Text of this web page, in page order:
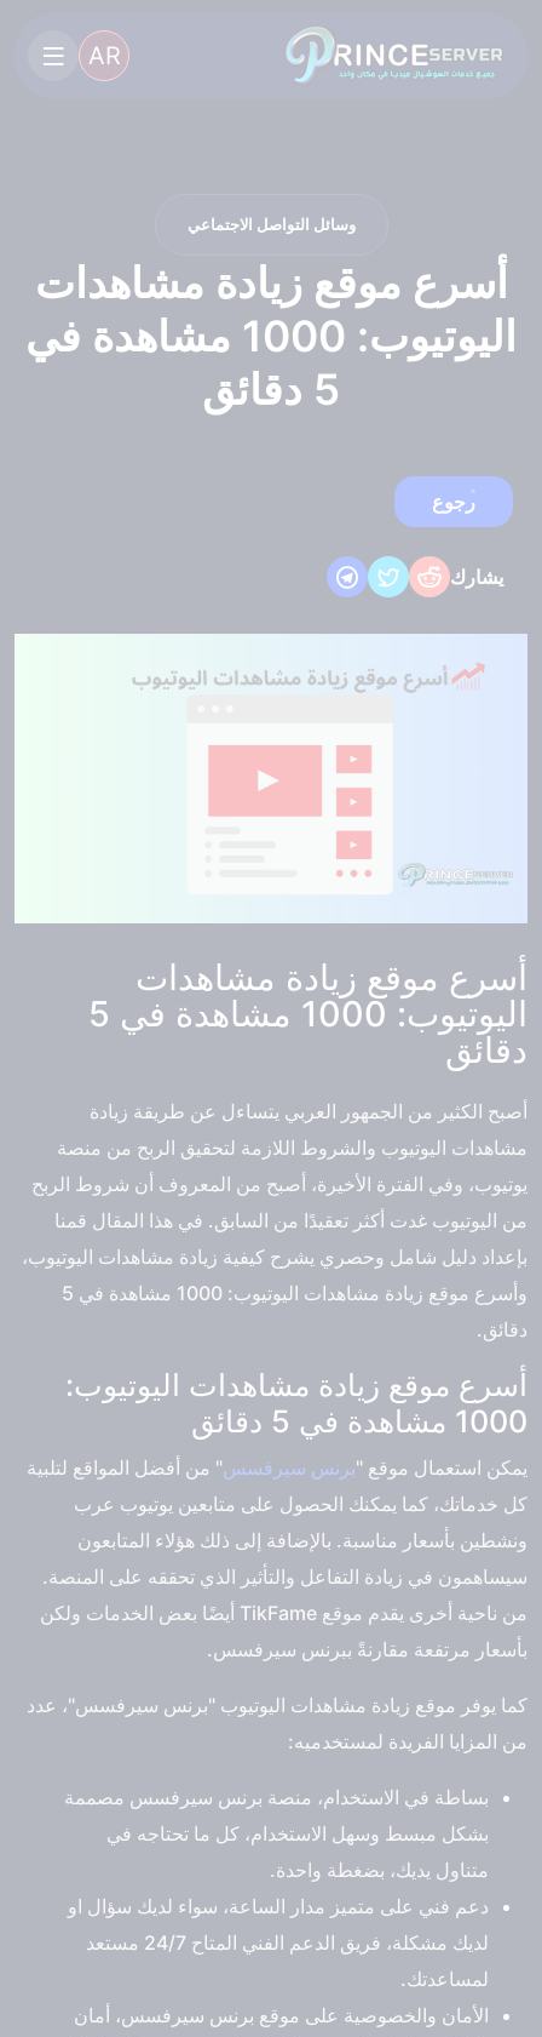
AR
وسائل التواصل الاجتماعي
أسرع موقع زيادة مشاهدات
اليوتيوب: 1000 مشاهدة في
5 دقائق
رجوع
يشارك
أسرع موقع زيادة مشاهدات
اليوتيوب: 1000 مشاهدة في 5
دقائق
أصبح الكثير من الجمهور العربي يتساءل عن طريقة زيادة
مشاهدات اليوتيوب والشروط اللازمة لتحقيق الربح من منصة
يوتيوب، وفي الفترة الأخيرة، أصبح من المعروف أن شروط الربح
من اليوتيوب غدت أكثر تعقيدًا من السابق. في هذا المقال قمنا
بإعداد دليل شامل وحصري يشرح كيفية زيادة مشاهدات اليوتيوب،
وأسرع موقع زيادة مشاهدات اليوتيوب: 1000 مشاهدة في 5
دقائق.
أسرع موقع زيادة مشاهدات اليوتيوب:
1000 مشاهدة في 5 دقائق
يمكن استعمال موقع "برنس سيرفسس" من أفضل المواقع لتلبية
كل خدماتك، كما يمكنك الحصول على متابعين يوتيوب عرب
ونشطين بأسعار مناسبة. بالإضافة إلى ذلك هؤلاء المتابعون
سيساهمون في زيادة التفاعل والتأثير الذي تحققه على المنصة.
من ناحية أخرى يقدم موقع TikFame أيضًا بعض الخدمات ولكن
بأسعار مرتفعة مقارنةً ببرنس سيرفسس.
كما يوفر موقع زيادة مشاهدات اليوتيوب "برنس سيرفسس"، عدد
من المزايا الفريدة لمستخدميه:
بساطة في الاستخدام، منصة برنس سيرفسس مصممة
بشكل مبسط وسهل الاستخدام، كل ما تحتاجه في
متناول يديك، بضغطة واحدة.
دعم فني على متميز مدار الساعة، سواء لديك سؤال او
لديك مشكلة، فريق الدعم الفني المتاح 24/7 مستعد
لمساعدتك.
الأمان والخصوصية على موقع برنس سيرفسس، أمان